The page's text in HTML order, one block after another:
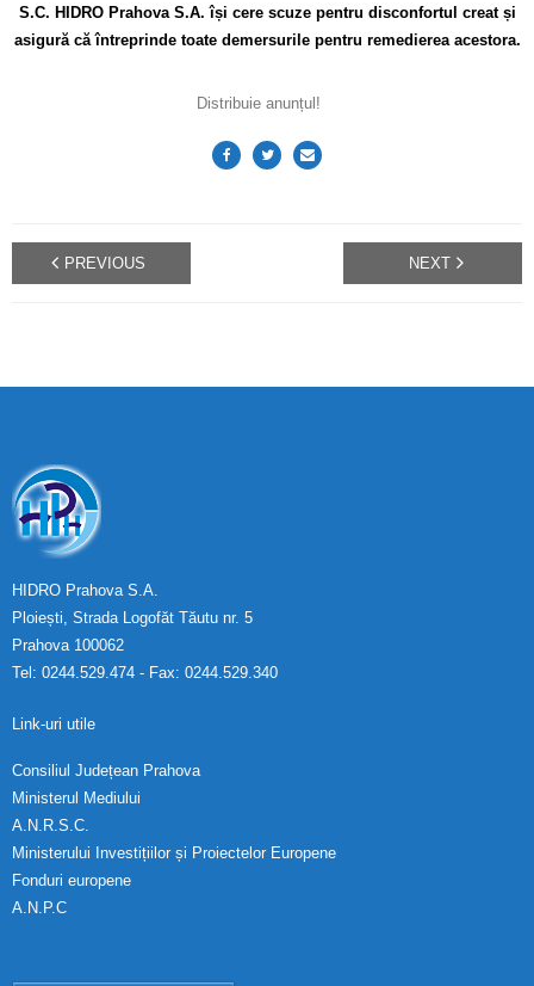
S.C. HIDRO Prahova S.A. își cere scuze pentru disconfortul creat și
asigură că întreprinde toate demersurile pentru remedierea acestora.
Distribuie anunțul!
PREVIOUS NEXT
HIDRO Prahova S.A.
Ploiești, Strada Logofăt Tăutu nr. 5
Prahova 100062
Tel: 0244.529.474 - Fax: 0244.529.340
Link-uri utile
Consiliul Județean Prahova
Ministerul Mediului
A.N.R.S.C.
Ministerului Investițiilor și Proiectelor Europene
Fonduri europene
A.N.P.C